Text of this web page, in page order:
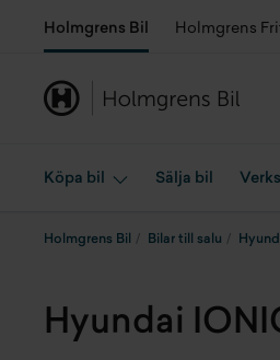
Holmgrens Bil Holmgrens
Köpa bil Sälja bil
Holmgrens Bil Bilar till salu
Hyundai